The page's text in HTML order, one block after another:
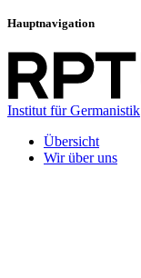
Hauptnavigation
Institut für Germanistik
Übersicht
Wir über uns